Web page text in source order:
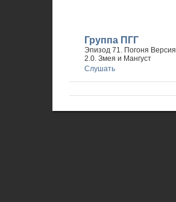
Группа ПГГ
Эпизод 71. Погоня Версия
2.0. Змея и Мангуст
Слушать